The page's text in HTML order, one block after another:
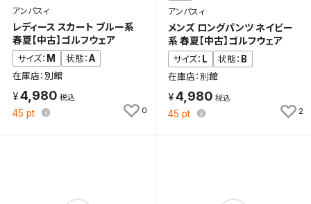
アンパスィ
レディース スカート ブルー系
春夏【中古】ゴルフウェア
サイズ： M 状態：A
在庫店：別館
4,980
45 pt 0
アンパスィ
メンズ ロングパンツ ネイビー
系 春夏【中古】ゴルフウェア
サイズ： L 状態： B
在庫店：別館
4,980
45 pt 2